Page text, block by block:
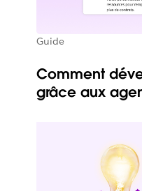
Guide
Comment
grâce aux